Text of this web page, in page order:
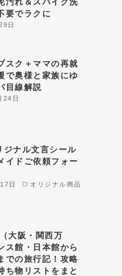
日
要でラクに
24日
スク＋ママの再就
で奥様と家族にゆ
目線解説
日 オリジナル商品
ナル文言シール
イドご依頼フォー
大阪・関西万
ス館・日本館から
での旅行記！攻略
ち物リストをまと